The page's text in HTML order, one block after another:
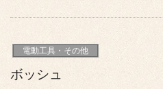
電動工具・その他
ボッシュ